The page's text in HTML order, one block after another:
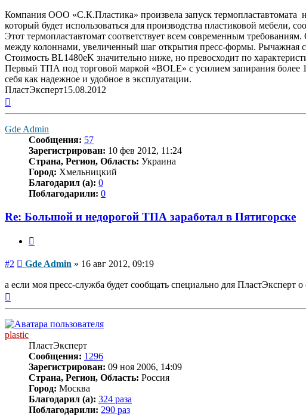
Компания ООО «С.К.Пластика» произвела запуск
который будет использоваться для производства пластиковой
Этот термопластавтомат соответствует всем современным
между колоннами, увеличенный шаг открытия пресс-формы. Рычажная
Стоимость BL1480eK значительно ниже, но превосходит по
Первый ТПА под торговой маркой «BOLE» с усилием запирания более
себя как надежное и удобное в эксплуатации.
ПластЭксперт15.08.2012
Gde Admin
Сообщения: 57
Зарегистрирован: 10 фев 2012, 11:24
Страна, Регион, Область: Украина
Город: Хмельницкий
Благодарил (а): 0
Поблагодарили: 0
Re: Большой и недорогой ТПА заработал в Пятигорске
#2 Сообщение
Gde Admin » 16 авг 2012, 09:19
а если моя пресс-служба будет сообщать специально для
plastic
ПластЭксперт
Сообщения: 1296
Зарегистрирован: 09 ноя 2006, 14:09
Страна, Регион, Область: Россия
Город: Москва
Благодарил (а): 324 раза
Поблагодарили: 290 раз